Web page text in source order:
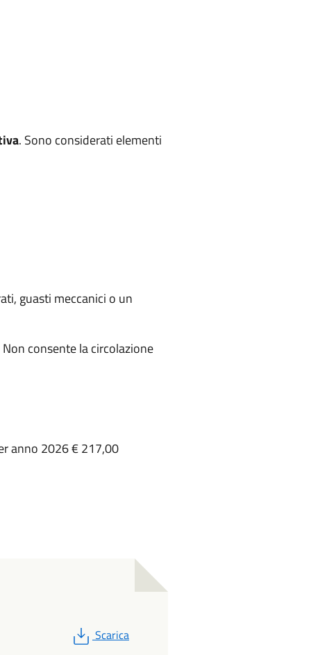
. Sono considerati elementi
guasti meccanici o un
Non consente la circolazione
anno 2026 € 217,00
PDF
Scarica